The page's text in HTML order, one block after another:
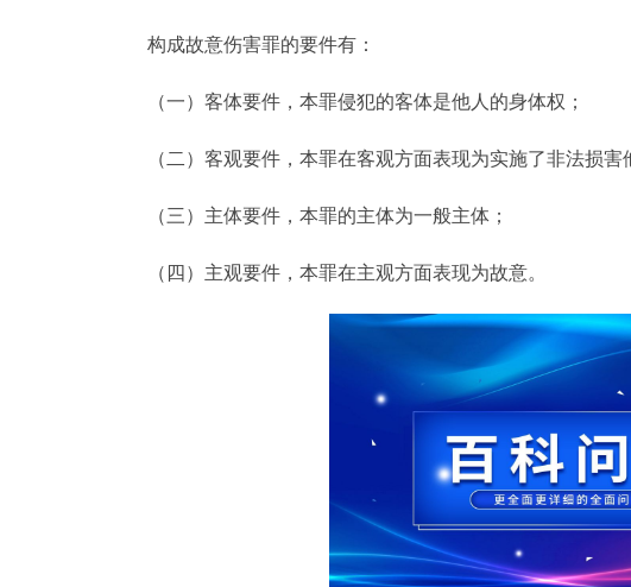
构成故意伤害罪的要件有：
（一）客体要件，本罪侵犯的客体是他人的身体权；
（二）客观要件，本罪在客观方面表现为实施了非法损害
（三）主体要件，本罪的主体为一般主体；
（四）主观要件，本罪在主观方面表现为故意。